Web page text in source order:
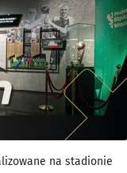
na stadionie